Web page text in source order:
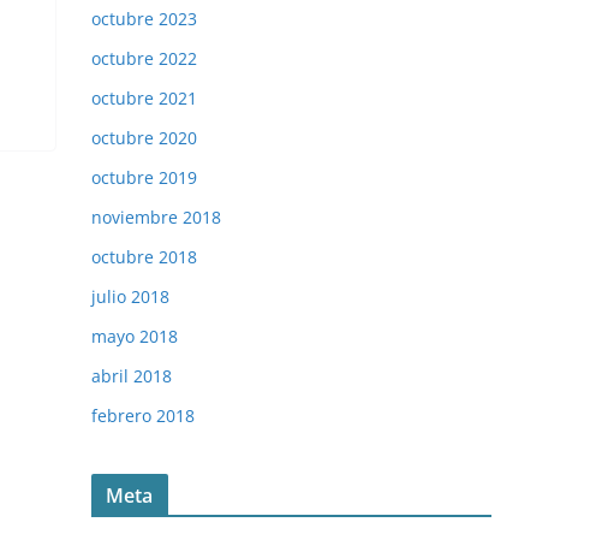
octubre 2023
octubre 2022
octubre 2021
octubre 2020
octubre 2019
noviembre 2018
octubre 2018
julio 2018
mayo 2018
abril 2018
febrero 2018
Meta